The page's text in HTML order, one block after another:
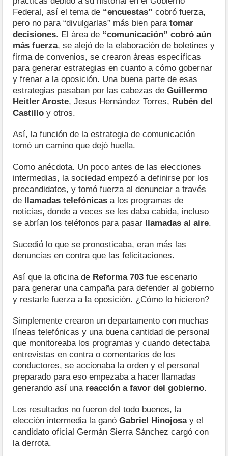
Federal, así el tema de “encuestas” cobró fuerza,
pero no para “divulgarlas” más bien paratomar
decisiones. El área de “comunicación” cobró aún
más fuerza, se alejó de la elaboración de boletines y
firma de convenios, se crearon áreas específicas
para generar estrategias en cuanto a cómo gobernar
y frenar a la oposición. Una buena parte de esas
estrategias pasaban por las cabezas deGuillermo
Heitler Aroste, Jesus Hernández Torres, Rubén del
Castillo y otros.
Así, la función de la estrategia de comunicación
tomó un camino que dejó huella.
Como anécdota. Un poco antes de las elecciones
intermedias, la sociedad empezó a definirse por los
precandidatos, y tomó fuerza al denunciar a través
de llamadas telefónicas a los programas de
noticias, donde a veces se les daba cabida, incluso
se abrían los teléfonos para pasar llamadas al aire.
Sucedió lo que se pronosticaba, eran más las
denuncias en contra que las felicitaciones.
Así que la oficina de Reforma 703 fue escenario
para generar una campaña para defender al gobierno
y restarle fuerza a la oposición. ¿Cómo lo hicieron?
Simplemente crearon un departamento con muchas
líneas telefónicas y una buena cantidad de personal
que monitoreaba los programas y cuando detectaba
entrevistas en contra o comentarios de los
conductores, se accionaba la orden y el personal
preparado para eso empezaba a hacer llamadas
generando así una reacción a favor del gobierno.
Los resultados no fueron del todo buenos, la
elección intermedia la ganóGabriel Hinojosay el
candidato oficial Germán Sierra Sánchez cargó con
la derrota.